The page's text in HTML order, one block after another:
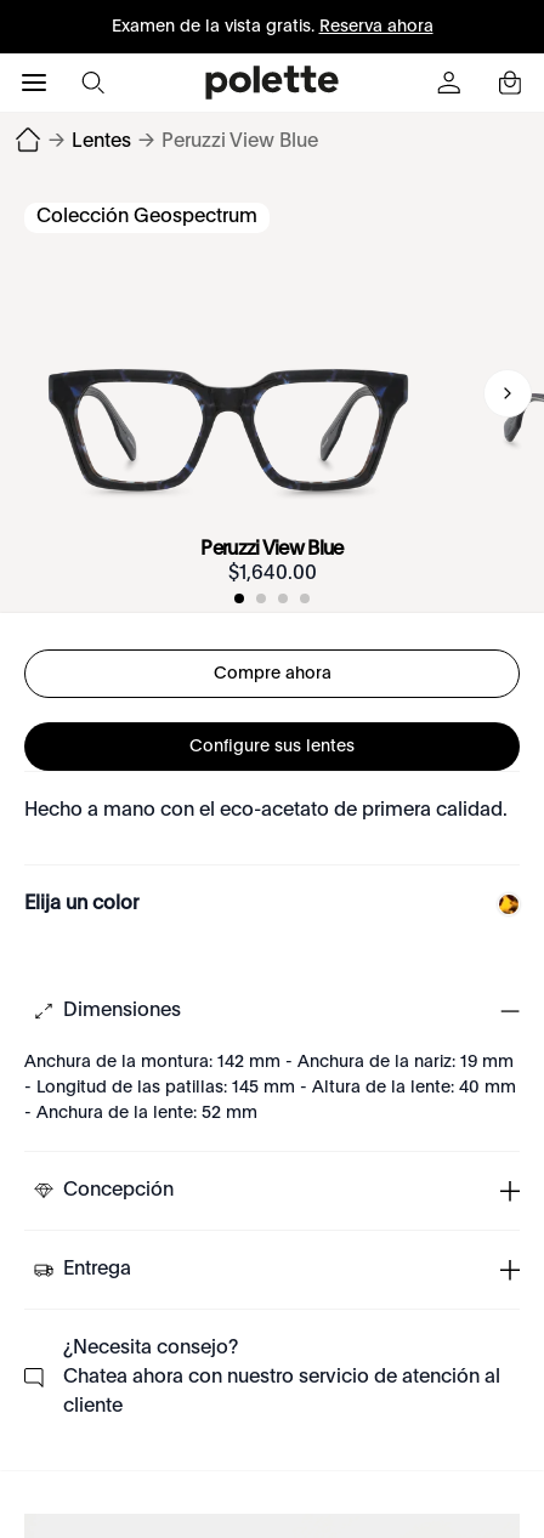
Examen de la vista gratis. Reserva ahora
→ Lentes → Peruzzi View Blue
Colección Geospectrum
Peruzzi View Blue
$1,640.00
Compre ahora
Configure sus lentes
Hecho a mano con el eco-acetato de primera calidad.
Elija un color
Dimensiones
Anchura de la montura: 142 mm - Anchura de la nariz: 19 mm
- Longitud de las patillas: 145 mm - Altura de la lente: 40 mm
- Anchura de la lente: 52 mm
Concepción
Entrega
¿Necesita consejo?
Chatea ahora con nuestro servicio de atención al
cliente